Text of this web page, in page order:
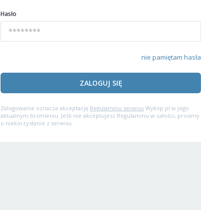
Hasło
nie pamiętam hasła
ZALOGUJ SIĘ
Zalogowanie oznacza akceptację Regulaminu serwisu Wykop.pl w jego
aktualnym brzmieniu. Jeśli nie akceptujesz Regulaminu w całości, prosimy
o niekorzystanie z serwisu.